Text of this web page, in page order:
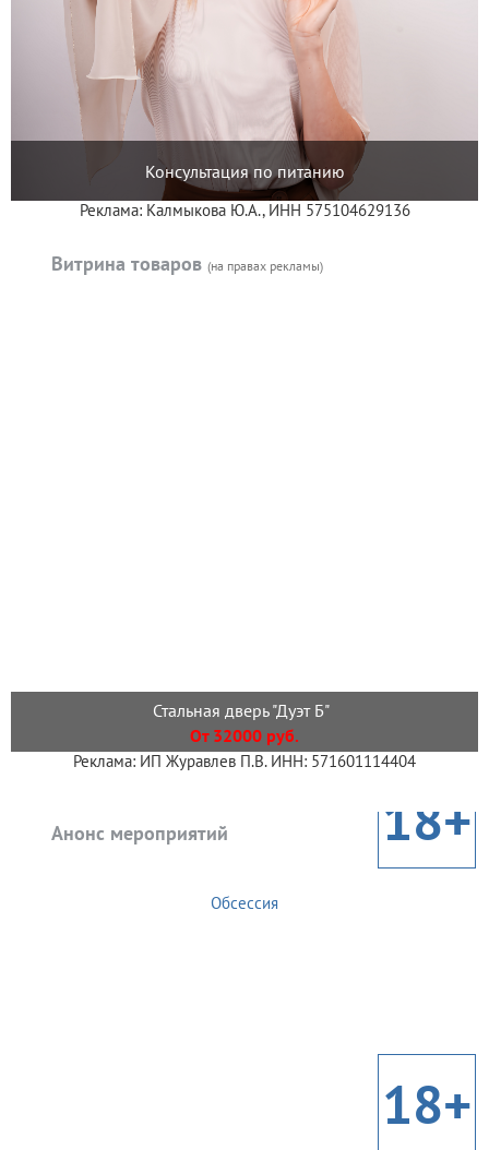
Консультация по питанию
Реклама: Калмыкова Ю.А., ИНН 575104629136
Витрина товаров (на правах рекламы)
Стальная дверь "Дуэт Б"
От 32000 руб.
Реклама: ИП Журавлев П.В. ИНН: 571601114404
Анонс мероприятий 18+
Обсессия
18+